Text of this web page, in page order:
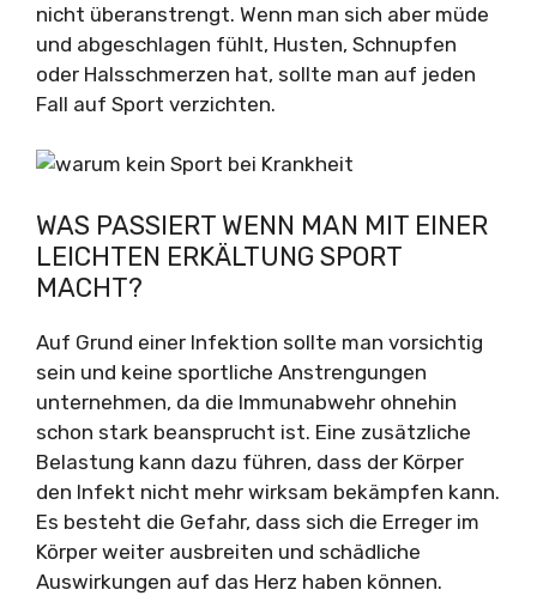
nicht überanstrengt. Wenn man sich aber müde
und abgeschlagen fühlt, Husten, Schnupfen
oder Halsschmerzen hat, sollte man auf jeden
Fall auf Sport verzichten.
WAS PASSIERT WENN MAN MIT EINER
LEICHTEN ERKÄLTUNG SPORT
MACHT?
Auf Grund einer Infektion sollte man vorsichtig
sein und keine sportliche Anstrengungen
unternehmen, da die Immunabwehr ohnehin
schon stark beansprucht ist. Eine zusätzliche
Belastung kann dazu führen, dass der Körper
den Infekt nicht mehr wirksam bekämpfen kann.
Es besteht die Gefahr, dass sich die Erreger im
Körper weiter ausbreiten und schädliche
Auswirkungen auf das Herz haben können.